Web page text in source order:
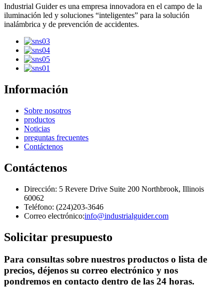
Industrial Guider es una empresa innovadora en el campo de la
iluminación led y soluciones “inteligentes” para la solución
inalámbrica y de prevención de accidentes.
Información
Sobre nosotros
productos
Noticias
preguntas frecuentes
Contáctenos
Contáctenos
Dirección: 5 Revere Drive Suite 200 Northbrook, Illinois
60062
Teléfono: (224)203-3646
Correo electrónico:info@industrialguider.com
Solicitar presupuesto
Para consultas sobre nuestros productos o lista de
precios, déjenos su correo electrónico y nos
pondremos en contacto dentro de las 24 horas.